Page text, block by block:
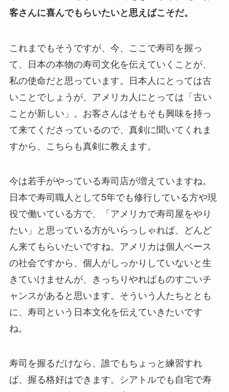
客さんに喜んでもらいたいと思えばこそだ。
これまでもそうですが、今、ここで寿司を握っ
て、日本の本物の寿司文化を伝えていくことが、
私の使命だと思っています。日本人にとっては古
いことでしょうが、アメリカ人にとっては「古い
ことが新しい」。お客さんはそもそも興味を持っ
て来てくださっているので、真剣に聞いてくれま
すから、こちらも真剣に教えます。
今は若手がやっている寿司店が増えていますね。
日本で寿司職人として5年でも修行している方や現
役で働いている方で、「アメリカで寿司屋をやり
たい」と思っている方がいらっしゃれば、どんど
ん来てもらいたいですね。アメリカは個人ベース
の社会ですから、個人がしっかりしていないと生
きていけませんが、きっちりやればものすごいチ
ャンスがあると思います。そういう人たちととも
に、寿司という日本文化を伝えていきたいです
ね。
寿司を握るだけなら、誰でもちょっと練習すれ
ば、握る格好はできます。シアトルでも自宅で寿